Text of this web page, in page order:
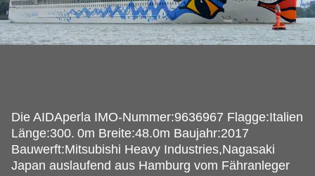
Die AIDAperla IMO-Nummer:9636967 Flagge:Italien
Länge:300. 0m Breite:48.0m Baujahr:2017
Bauwerft:Mitsubishi Heavy Industries,Nagasaki
Japan auslaufend aus Hamburg vom Fähranleger